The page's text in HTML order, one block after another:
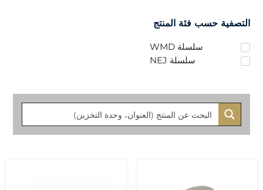
التصفية حسب فئة المنتج
سلسلة WMD
سلسلة NEJ